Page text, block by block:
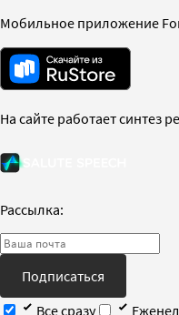
Мобильное приложение
На сайте работает синтез
Рассылка:
Подписаться
Все сразу